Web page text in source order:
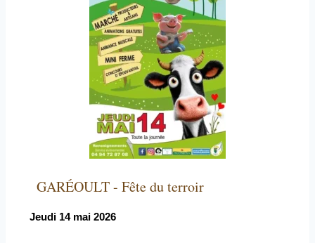
GARÉOULT - Fête du terroir
Jeudi 14 mai 2026